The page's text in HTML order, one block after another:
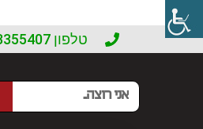
טלפון 072-3355407